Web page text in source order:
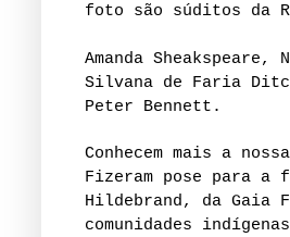
foto são súditos da
Amanda
Silvana de Faria
Peter Bennett.
Conhecem mais a
Fizeram pose para a
Hildebrand, da Gaia
comunidades